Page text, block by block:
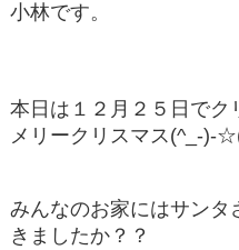
小林です。
本日は１２月２５日でク
メリークリスマス(^_-
みんなのお家にはサンタ
きましたか？？